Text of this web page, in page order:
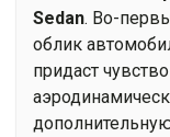
Sedan. Во-
облик
придаст